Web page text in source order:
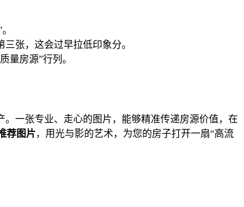
张，这会过早拉低印象分。
量房源”行列。
一张专业、走心的图片，能够精准传递房源价值，在
荐图片，用光与影的艺术，为您的房子打开一扇“高流